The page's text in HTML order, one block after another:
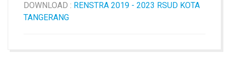
DOWNLOAD : RENSTRA 2019 - 2023 RSUD KOTA
TANGERANG